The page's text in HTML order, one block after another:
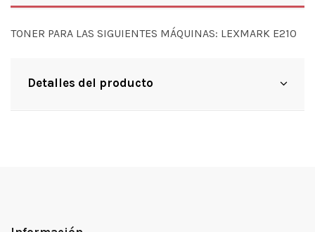
TONER PARA LAS SIGUIENTES MÁQUINAS: LEXMARK E210
Detalles del producto